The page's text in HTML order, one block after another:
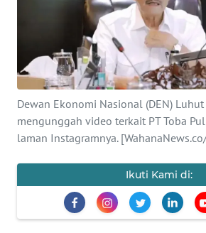
Dewan Ekonomi Nasional (DEN)
mengunggah video terkait PT Toba
laman Instagramnya.
Ikuti Kami di:
INTERNASIONAL
SERBA-SERBI
OLAHRAGA